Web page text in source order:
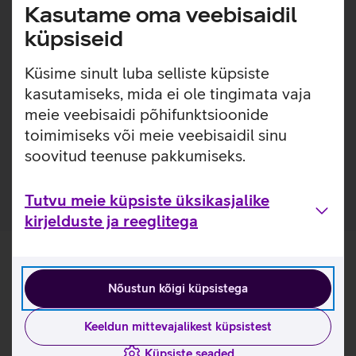
Kasutame oma veebisaidil
küpsiseid
Küsime sinult luba selliste küpsiste
kasutamiseks, mida ei ole tingimata vaja
meie veebisaidi põhifunktsioonide
toimimiseks või meie veebisaidil sinu
soovitud teenuse pakkumiseks.
Tutvu meie küpsiste üksikasjalike
kirjelduste ja reeglitega
Nõustun kõigi küpsistega
Keeldun mittevajalikest küpsistest
Küpsiste seaded
klaviatuuril trükkimine mugav ning vaikne. Eraldi
numbriklahvid muudavad aga sisestamise veelgi kiiremaks.
2.4 GHz USB ühendus.
Kasulikud lingid
Tutvu klaviatuurikomplekti Dell Pro KM5221W
omaduste ja kasutusviisidega tootja kodulehel